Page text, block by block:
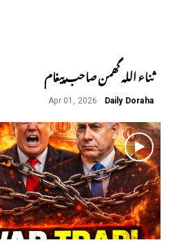
ثناء اللہ گھمن صاحب پیغام
Daily Doraha
Apr 01, 2026